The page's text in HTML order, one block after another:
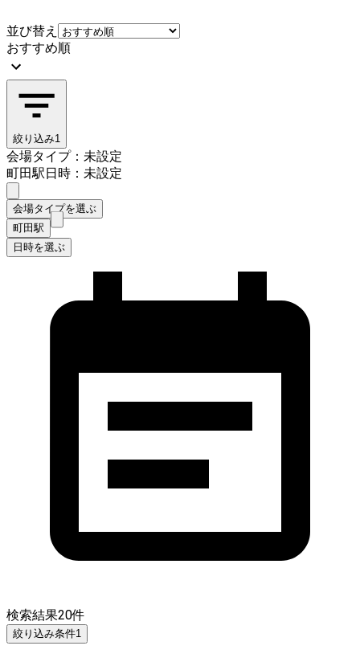
並び替え
おすすめ順
絞り込み1
会場タイプ：未設定
町田駅日時：未設定
会場タイプを選ぶ
町田駅
日時を選ぶ
検索結果20件
絞り込み条件1